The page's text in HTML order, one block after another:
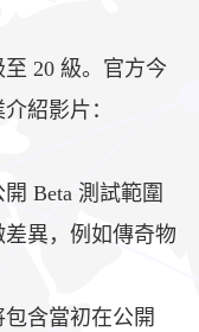
20 級。官方今
紹影片：
Beta 測試範圍
異，例如傳奇物
含當初在公開